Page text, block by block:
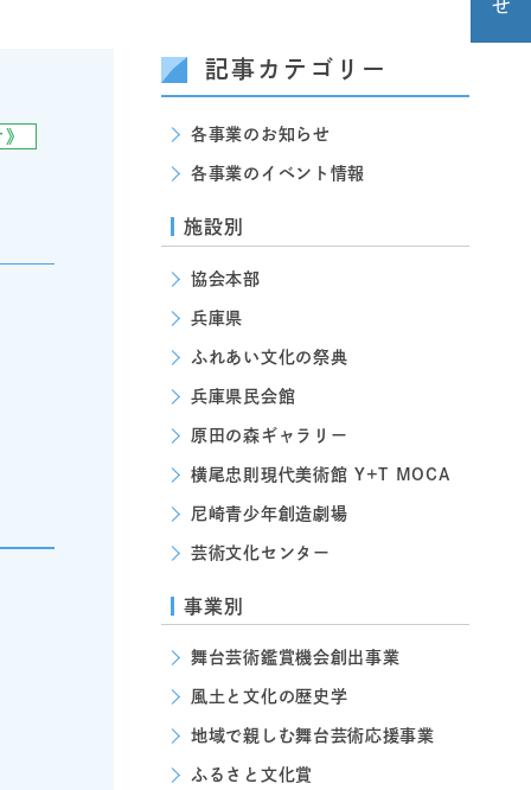
記事カテゴリー
各事業のお知らせ
各事業のイベント情報
施設別
協会本部
兵庫県
ふれあい文化の祭典
兵庫県民会館
原田の森ギャラリー
横尾忠則現代美術館 Y+T MOCA
尼崎青少年創造劇場
芸術文化センター
事業別
舞台芸術鑑賞機会創出事業
風土と文化の歴史学
地域で親しむ舞台芸術応援事業
ふるさと文化賞